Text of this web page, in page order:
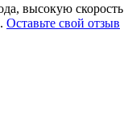
высокую скорость
Оставьте свой отзыв